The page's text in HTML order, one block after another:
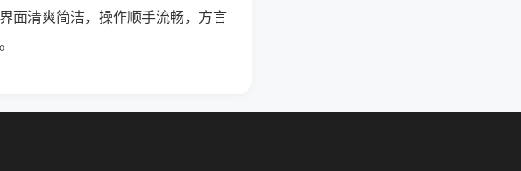
面清爽简洁，操作顺手流畅，方言